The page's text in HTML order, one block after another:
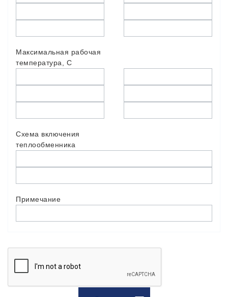
Максимальная рабочая
температура, С
Схема включения
теплообменника
Примечание